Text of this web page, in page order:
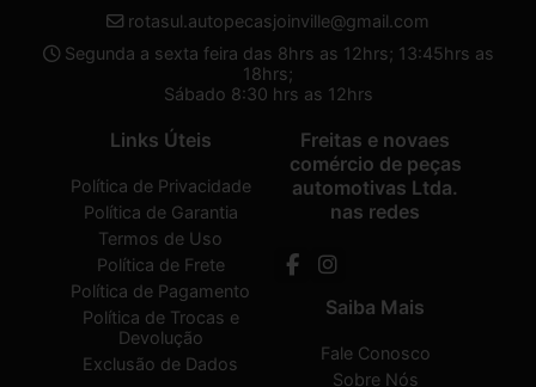
rotasul.autopecasjoinville@gmail.com
Segunda a sexta feira das 8hrs as 12hrs; 13:45hrs as
18hrs;
Sábado 8:30 hrs as 12hrs
Links Úteis
Política de Privacidade
Política de Garantia
Termos de Uso
Política de Frete
Política de Pagamento
Política de Trocas e
Devolução
Exclusão de Dados
Freitas e novaes
comércio de peças
automotivas Ltda.
nas redes
Saiba Mais
Fale Conosco
Sobre Nós